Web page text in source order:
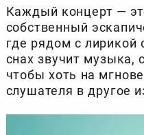
Каждый концерт —
собственный
где рядом с лирикой
снах звучит музыка,
чтобы хоть на
слушателя в другое